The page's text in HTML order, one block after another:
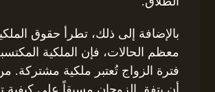
بالإضافة إلى ذلك، تطرأ حقوق
معظم الحالات، فإن الملكية
فترة الزواج تُعتبر ملكية مشتركة.
أن يتفق الزوجان مسبقاً على كيفية